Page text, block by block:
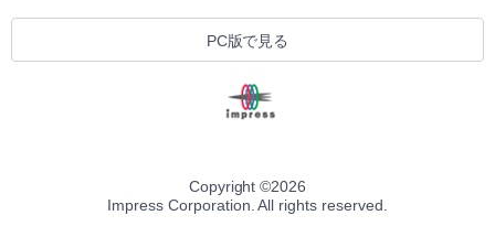
PC版で見る
Copyright ©2026
Impress Corporation. All rights reserved.